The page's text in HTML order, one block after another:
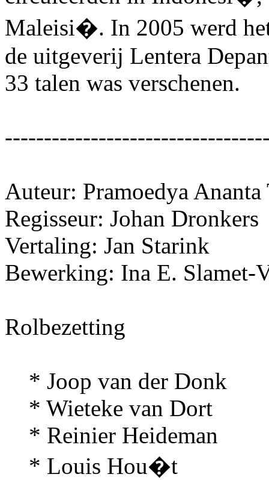
Maleisi�. In 2005 werd
de uitgeverij Lentera
33 talen was verschenen.
Auteur: Pramoedya Ananta
Regisseur: Johan Dronkers
Vertaling: Jan Starink
Bewerking: Ina E. Slamet-
Rolbezetting
* Joop van der Donk
* Wieteke van Dort
* Reinier Heideman
* Louis Hou�t